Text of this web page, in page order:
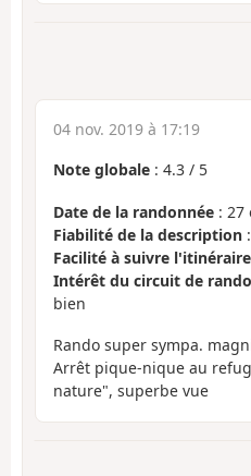
04 nov. 2019 à 17:19
Note globale : 4.3 / 5
Date de la randonnée : 27
Fiabilité de la description
Facilité à suivre l'itinéraire
Intérêt du circuit de
bien
Rando super sympa.
Arrêt pique-nique au
nature", superbe vue